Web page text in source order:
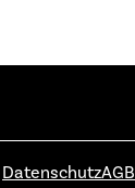
DatenschutzAGB